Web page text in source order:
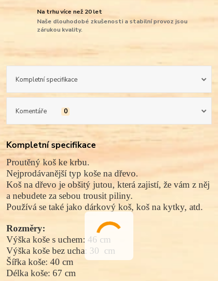
Na trhu více než 20 let
Naše dlouhodobé zkušenosti a stabilní provoz jsou
zárukou kvality.
Kompletní specifikace
Komentáře 0
Kompletní specifikace
Proutěný koš ke krbu.
Nejprodávanější typ koše na dřevo.
Koš na dřevo je obšitý jutou, která zajistí, že vám z něj
a nebudete za sebou trousit piliny.
Používá se také jako dárkový koš, koš na kytky, atd.
Rozměry:
Výška koše s uchem: 46 cm
Výška koše bez ucha: 30  cm
Šířka koše: 40 cm
Délka koše: 67 cm